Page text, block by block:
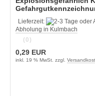
| Folienaufkleber
Lieferzeit:
Abholung in Kulmbach
(0)
0,29 EUR
inkl. 19 % MwSt. zzgl.